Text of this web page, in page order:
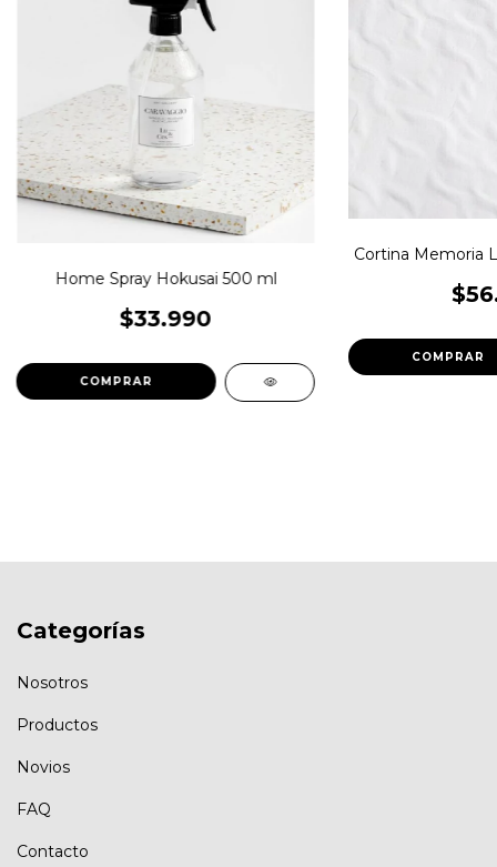
Home Spray Hokusai 500 ml
$33.990
Cortina Memoria
Categorías
Nosotros
Productos
Novios
FAQ
Contacto